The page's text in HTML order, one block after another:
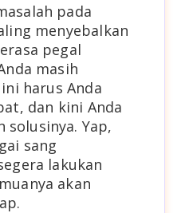
pada
menyebalkan
pegal
masih
harus Anda
dan kini Anda
solusinya. Yap,
sang
lakukan
akan